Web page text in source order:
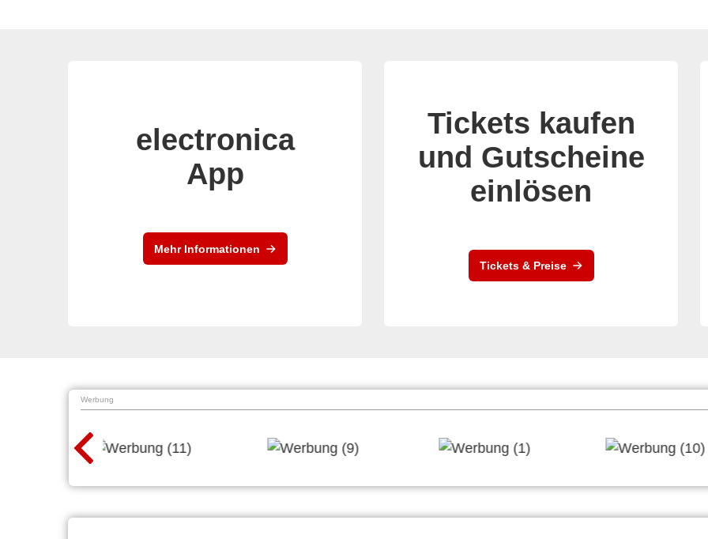
electronica
App
Mehr Informationen
Tickets kaufen
und Gutscheine
einlösen
Tickets & Preise
Werbung